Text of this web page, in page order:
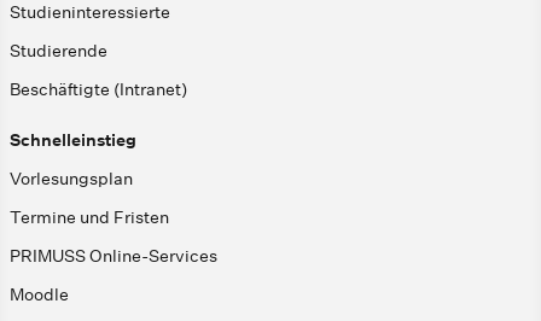
Studieninteressierte
Studierende
Beschäftigte (Intranet)
Schnelleinstieg
Vorlesungsplan
Termine und Fristen
PRIMUSS Online-Services
Moodle